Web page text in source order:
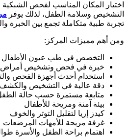
اختيار المكان المناسب لفحص
التشخيص وسلامة الطفل، لذلك يوفر
تجربة طبية متكاملة تجمع بين الخبرة
ومن أهم مميزات المركز:
التخصص في طب عيون الأطفال
خبرة في فحص وتشخيص أمراض
استخدام أحدث أجهزة الفحص
دقة عالية في التشخيص والكشف
متابعة مستمرة حسب حالة
بيئة آمنة ومريحة للأطفال
كيدز إريا لتقليل التوتر والخوف
غرفة مريحة للأمهات المرضعات
اهتمام براحة الطفل والأسرة